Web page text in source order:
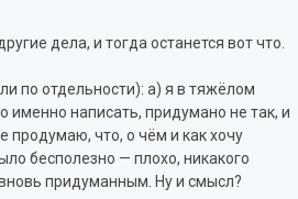
дела, и тогда останется вот что.
по отдельности): а) я в тяжёлом
именно написать, придумано не так, и
продумаю, что, о чём и как хочу
бесполезно — плохо, никакого
придуманным. Ну и смысл?